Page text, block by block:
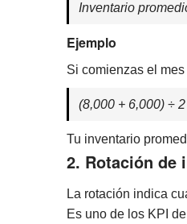
Inventario
Ejemplo
Si comienzas el
(8,000 + 6,000) ÷
Tu inventario
2. Rotación de
La rotación indica
Es uno de los KPI